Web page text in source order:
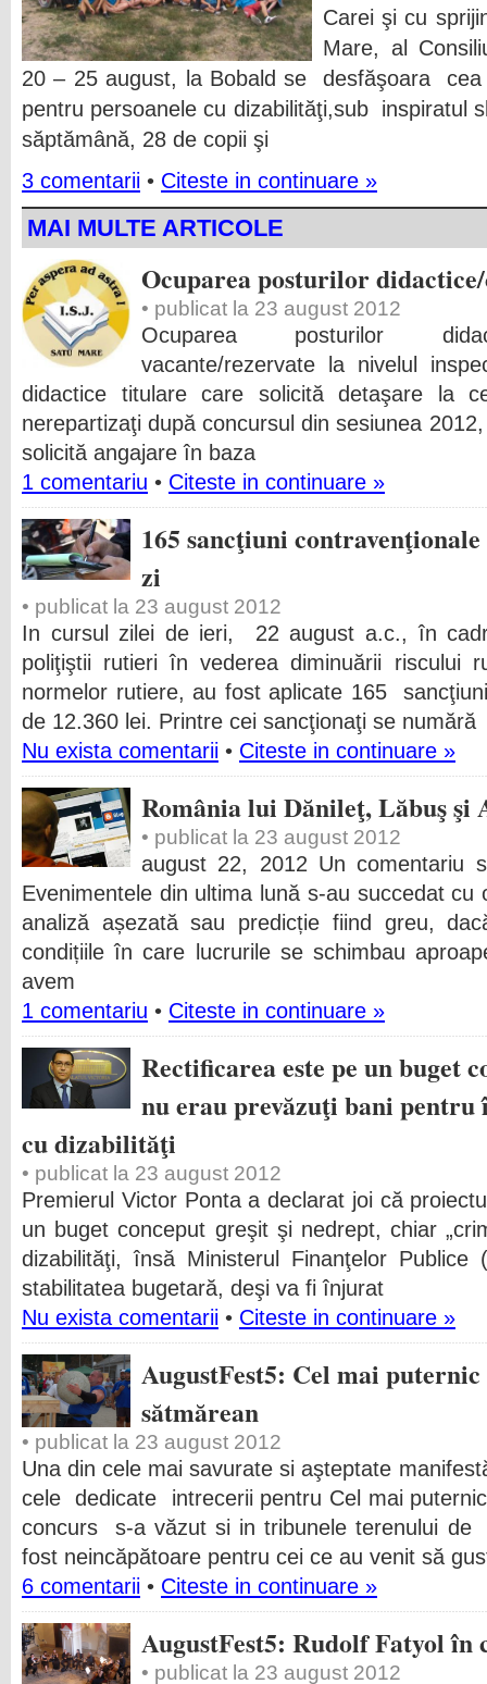
Carei şi cu
Mare, al
20 – 25 august, la Bobald se desfăşoara
pentru persoanele cu dizabilităţi,sub inspiratul
săptămână, 28 de copii şi
3 comentarii • Citeste in continuare »
MAI MULTE ARTICOLE
Ocuparea posturilor
• publicat la 23 august 2012
Ocuparea posturilor
vacante/rezervate la nivelul
didactice titulare care solicită detaşare la
nerepartizaţi după concursul din sesiunea
solicită angajare în baza
1 comentariu • Citeste in continuare »
165 sancţiuni
zi
• publicat la 23 august 2012
In cursul zilei de ieri, 22 august a.c., în
poliţiştii rutieri în vederea diminuării riscului
normelor rutiere, au fost aplicate 165
de 12.360 lei. Printre cei sancţionaţi se numără
Nu exista comentarii • Citeste in continuare »
România lui Dănileţ, Lăbuş şi
• publicat la 23 august 2012
august 22, 2012 Un comentariu
Evenimentele din ultima lună s-au succedat cu
analiză așezată sau predicție fiind greu,
condițiile în care lucrurile se schimbau
avem
1 comentariu • Citeste in continuare »
Rectificarea este pe un buget
nu erau prevăzuţi bani
cu dizabilităţi
• publicat la 23 august 2012
Premierul Victor Ponta a declarat joi că
un buget conceput greşit şi nedrept, chiar
dizabilităţi, însă Ministerul Finanţelor Publice
stabilitatea bugetară, deşi va fi înjurat
Nu exista comentarii • Citeste in continuare »
AugustFest5: Cel mai
sătmărean
• publicat la 23 august 2012
Una din cele mai savurate si aşteptate
cele dedicate intrecerii pentru Cel mai
concurs s-a văzut si in tribunele terenului
fost neincăpătoare pentru cei ce au venit să
6 comentarii • Citeste in continuare »
AugustFest5: Rudolf Fatyol în
• publicat la 23 august 2012